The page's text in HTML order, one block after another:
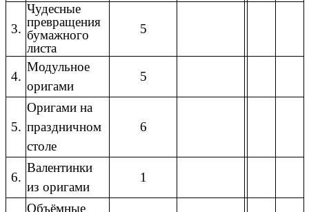
3.
Чудесные
превращения
бумажного
листа
5
4.
Модульное
оригами
5
5.
Оригами на
праздничном
столе
6
6.
Валентинки
из оригами
1
Объёмные